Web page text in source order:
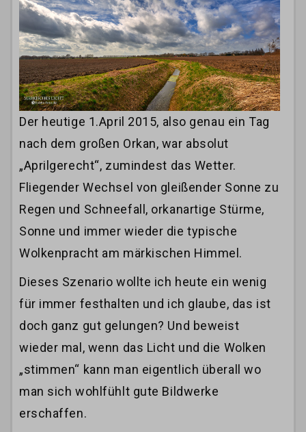
Der heutige 1.April 2015, also genau ein Tag
nach dem großen Orkan, war absolut
„Aprilgerecht“, zumindest das Wetter.
Fliegender Wechsel von gleißender Sonne zu
Regen und Schneefall, orkanartige Stürme,
Sonne und immer wieder die typische
Wolkenpracht am märkischen Himmel.
Dieses Szenario wollte ich heute ein wenig
für immer festhalten und ich glaube, das ist
doch ganz gut gelungen? Und beweist
wieder mal, wenn das Licht und die Wolken
„stimmen“ kann man eigentlich überall wo
man sich wohlfühlt gute Bildwerke
erschaffen.